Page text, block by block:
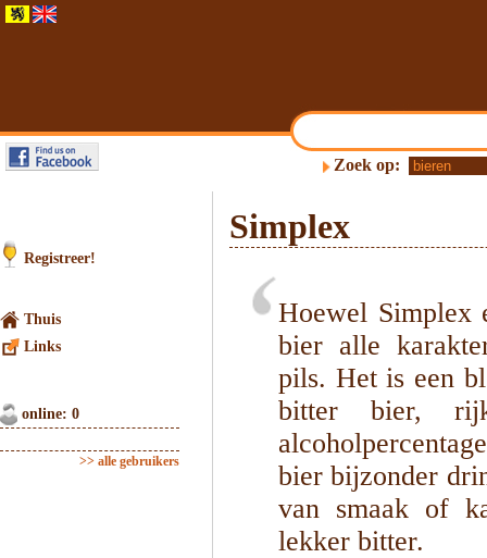
Zoek op:
Registreer!
Thuis
Links
online: 0
>> alle gebruikers
Simplex
Hoewel Simplex
bier alle
pils. Het is een
bitter bier,
bier bijzonder
van smaak of
lekker bitter.